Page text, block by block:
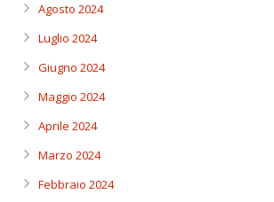
Agosto 2024
Luglio 2024
Giugno 2024
Maggio 2024
Aprile 2024
Marzo 2024
Febbraio 2024